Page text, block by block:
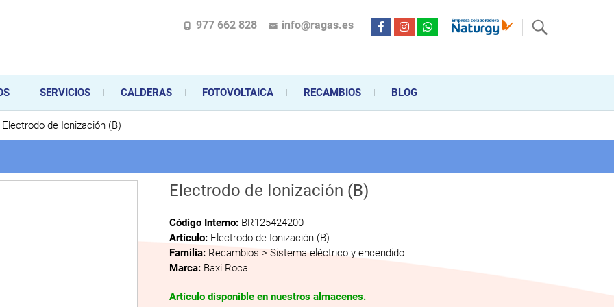
en la instalación, comercialización y mantenimiento de gas y electricidad desde hace más de 20 años . Acompañamos al cliente
aparatos de gas, climatización o electrodomésticos, desde el asesoramiento personalizado en la venta, montaje y reparación, hasta la
977 662 828 info@ragas.es
SERVICIOS CALDERAS FOTOVOLTAICA RECAMBIOS BLOG
Electrodo de Ionización (B)
Electrodo de Ionización (B)
Código Interno: BR125424200
Artículo: Electrodo de Ionización (B)
Familia: Recambios > Sistema eléctrico y encendido
Marca: Baxi Roca
Artículo disponible en nuestros almacenes.